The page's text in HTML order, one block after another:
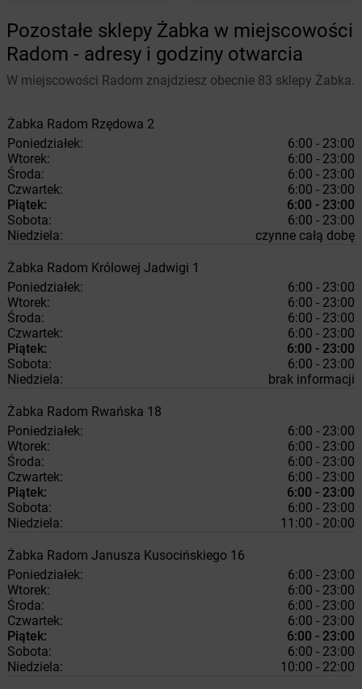
Pozostałe sklepy Żabka w miejscowości
Radom - adresy i godziny otwarcia
W miejscowości Radom znajdziesz obecnie 83 sklepy Żabka.
Żabka Radom Rzędowa 2
Poniedziałek:
6:00 - 23:00
Wtorek:
6:00 - 23:00
Środa:
6:00 - 23:00
Czwartek:
6:00 - 23:00
Piątek:
6:00 - 23:00
Sobota:
6:00 - 23:00
Niedziela:
czynne całą dobę
Żabka Radom Królowej Jadwigi 1
Poniedziałek:
6:00 - 23:00
Wtorek:
6:00 - 23:00
Środa:
6:00 - 23:00
Czwartek:
6:00 - 23:00
Piątek:
6:00 - 23:00
Sobota:
6:00 - 23:00
Niedziela:
brak informacji
Żabka Radom Rwańska 18
Poniedziałek:
6:00 - 23:00
Wtorek:
6:00 - 23:00
Środa:
6:00 - 23:00
Czwartek:
6:00 - 23:00
Piątek:
6:00 - 23:00
Sobota:
6:00 - 23:00
Niedziela:
11:00 - 20:00
Żabka Radom Janusza Kusocińskiego 16
Poniedziałek:
6:00 - 23:00
Wtorek:
6:00 - 23:00
Środa:
6:00 - 23:00
Czwartek:
6:00 - 23:00
Piątek:
6:00 - 23:00
Sobota:
6:00 - 23:00
Niedziela:
10:00 - 22:00